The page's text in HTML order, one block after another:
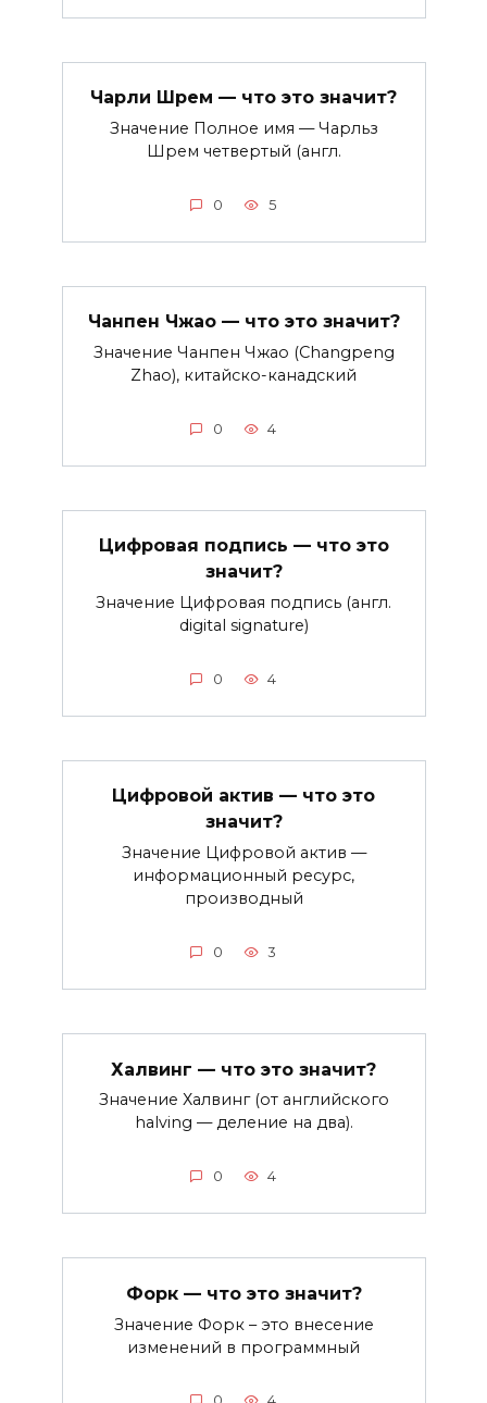
Чарли Шрем — что это значит?
Значение Полное имя — Чарльз
Шрем четвертый (англ.
0 5
Чанпен Чжао — что это значит?
Значение Чанпен Чжао (Changpeng
Zhao), китайско-канадский
0 4
Цифровая подпись — что это
значит?
Значение Цифровая подпись (англ.
digital signature)
0 4
Цифровой актив — что это
значит?
Значение Цифровой актив —
информационный ресурс,
производный
0 3
Халвинг — что это значит?
Значение Халвинг (от английского
halving — деление на два).
0 4
Форк — что это значит?
Значение Форк – это внесение
изменений в программный